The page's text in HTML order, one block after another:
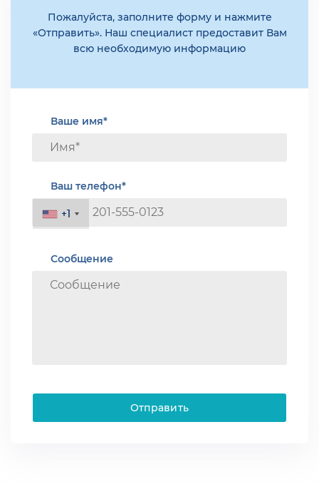
Пожалуйста, заполните форму и нажмите
«Отправить». Наш специалист предоставит Вам
всю необходимую информацию
Ваше имя*
Ваш телефон*
+1
+1
Сообщение
Отправить